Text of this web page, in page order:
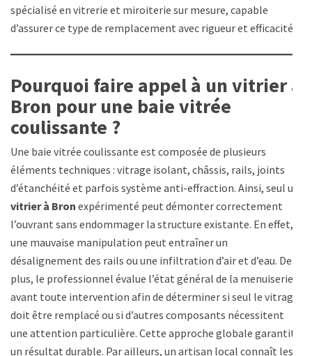
spécialisé en vitrerie et miroiterie sur mesure, capable
d’assurer ce type de remplacement avec rigueur et efficacité.
Pourquoi faire appel à un vitrier à
Bron pour une baie vitrée
coulissante ?
Une baie vitrée coulissante est composée de plusieurs
éléments techniques : vitrage isolant, châssis, rails, joints
d’étanchéité et parfois système anti-effraction. Ainsi, seul un
vitrier à Bron expérimenté peut démonter correctement
l’ouvrant sans endommager la structure existante. En effet,
une mauvaise manipulation peut entraîner un
désalignement des rails ou une infiltration d’air et d’eau. De
plus, le professionnel évalue l’état général de la menuiserie
avant toute intervention afin de déterminer si seul le vitrage
doit être remplacé ou si d’autres composants nécessitent
une attention particulière. Cette approche globale garantit
un résultat durable. Par ailleurs, un artisan local connaît les